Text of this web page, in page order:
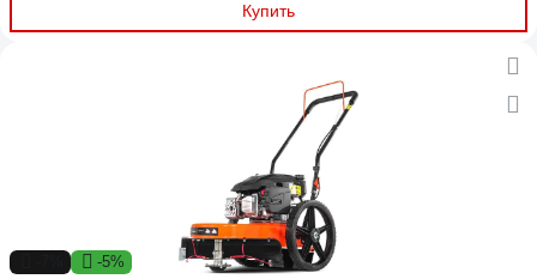
Купить
-5%